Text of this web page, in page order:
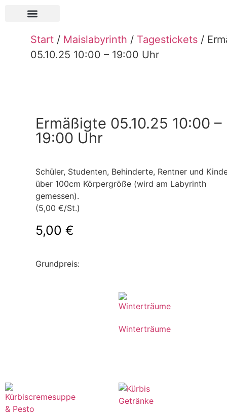
Start / Maislabyrinth / Tagestickets /
05.10.25 10:00 – 19:00 Uhr
Ermäßigte 05.10.25 10:00 –
19:00 Uhr
Schüler, Studenten, Behinderte, Rentner und
über 100cm Körpergröße (wird am Labyrinth
gemessen).
(5,00 €/St.)
5,00 €
Grundpreis:
Winterträume